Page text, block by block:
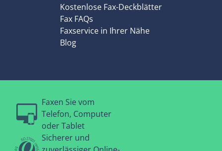
Kostenlose Fax-Deckblätter
Fax FAQs
Faxservice in Ihrer Nähe
Blog
Faxen Sie vom
Telefon, Computer
oder Tablet
Sicherer und